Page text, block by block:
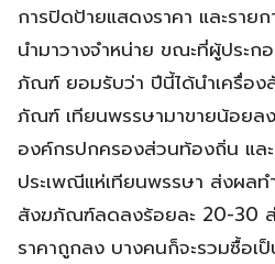
การปิดป้ายแสดงราคา และรา
นำมาวางจำหน่าย ขณะที่ผู้ประก
ภัณฑ์ ยอมรับว่า ปีนี้ได้นำเครื่อง
ภัณฑ์ เทียนพรรษามาขายน้อยล
องค์กรปกครองส่วนท้องถิ่น และ
ประเพณีแห่เทียนพรรษา ส่งผลท
สังฆภัณฑ์ลดลงร้อยละ 20-30
ราคาถูกลง บางคนก็จะรวมซื้อเ